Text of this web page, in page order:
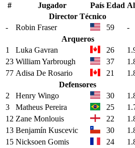
# Jugador País Edad
Director Técnico
-
Robin Fraser 59
-
Arqueros
1
Luka Gavran 26
23 William Yarbrough 37
77 Adisa De Rosario 21
Defensores
2
Henry Wingo 30
3
Matheus Pereira 25
12 Zane Monlouis 22
13 Benjamín Kuscevic 30
15 Nicksoen Gomis 24